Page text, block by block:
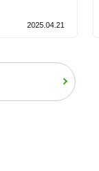
トライアルコースあり
2025.04.21